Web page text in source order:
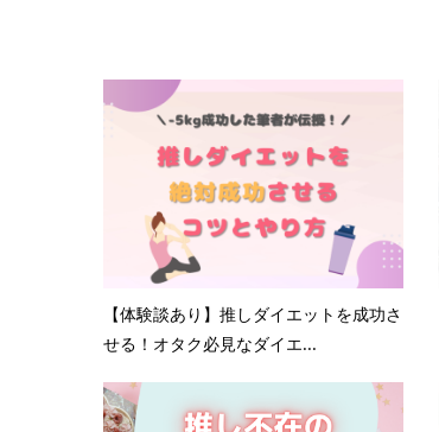
【体験談あり】推しダイエットを成功さ
せる！オタク必見なダイエ...